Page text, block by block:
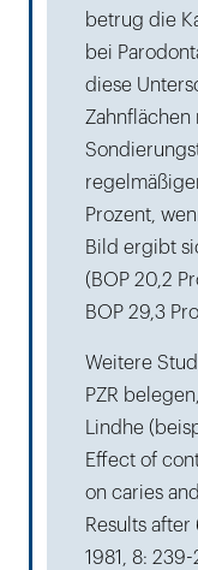
betrug die
bei
diese
Prozent,
Bild ergibt
(BOP 20,2
BOP 29,3
Weitere
PZR
Lindhe
Effect of
on caries
Results after
1981, 8: